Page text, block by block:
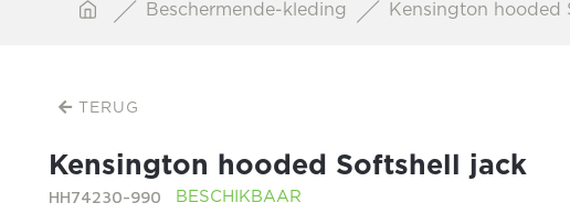
Beschermende-kleding Kensington hooded
TERUG
Kensington hooded Softshell jack
HH74230-990 BESCHIKBAAR